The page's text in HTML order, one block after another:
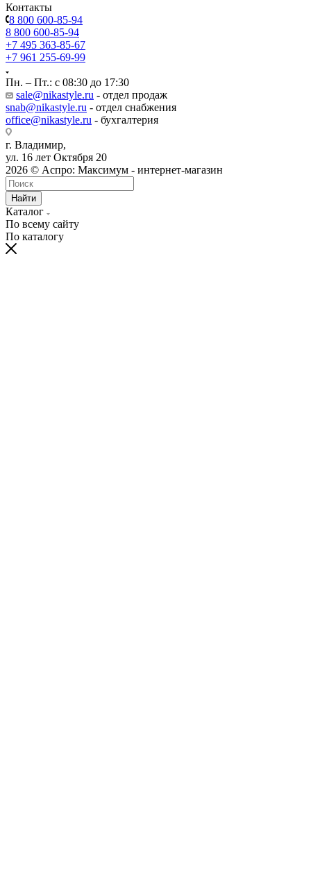
Контакты
8 800 600-85-94
8 800 600-85-94
+7 495 363-85-67
+7 961 255-69-99
Пн. – Пт.: с 08:30 до 17:30
sale@nikastyle.ru - отдел продаж
snab@nikastyle.ru - отдел снабжения
office@nikastyle.ru - бухгалтерия
г. Владимир,
ул. 16 лет Октября 20
2026 © Аспро: Максимум - интернет-магазин
Найти
Каталог
По всему сайту
По каталогу